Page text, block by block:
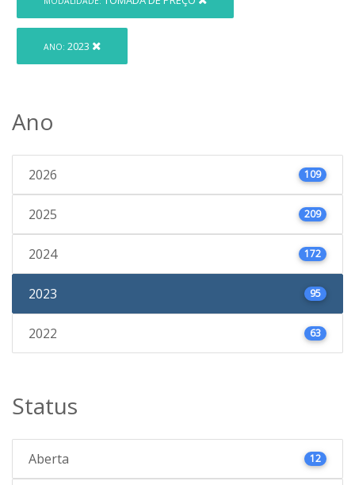
ANO: 2023
Ano
2026 109
2025 209
2024 172
2023 95
2022 63
Status
Aberta 12